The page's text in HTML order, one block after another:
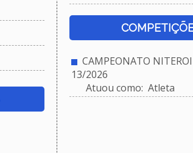
CAMPEONATO
13/2026
Atuou como: Atleta